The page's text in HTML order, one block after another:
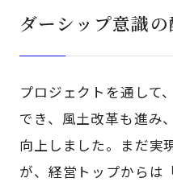
ダーシップ意識の
プロジェクトを通して
でき、風土改革も進み
向上しました。まだ実
が、経営トップからは